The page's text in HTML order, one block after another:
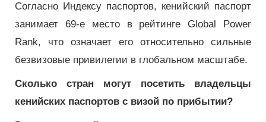
Согласно Индексу паспортов, кенийский паспорт
занимает 69-е место в рейтинге Global Power
Rank, что означает его относительно сильные
безвизовые привилегии в глобальном масштабе.
Сколько стран могут посетить владельцы
кенийских паспортов с визой по прибытии?